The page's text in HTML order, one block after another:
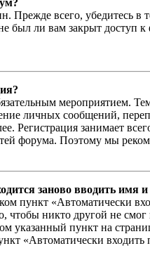
Прежде всего, убедитесь в
был ли вам закрыт доступ
мероприятием.
личных сообщений,
Регистрация занимает
форума. Поэтому мы
заново вводить имя и
пункт «Автоматически
чтобы никто другой не
указанный пункт на
«Автоматически